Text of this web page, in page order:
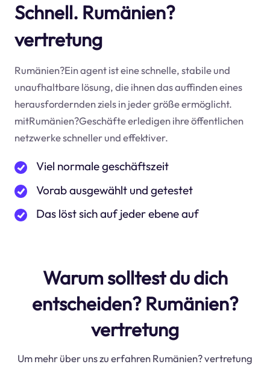
Schnell. Rumänien?
vertretung
Rumänien?Ein agent ist eine schnelle, stabile und
unaufhaltbare lösung, die ihnen das auffinden eines
herausfordernden ziels in jeder größe ermöglicht.
mitRumänien?Geschäfte erledigen ihre öffentlichen
netzwerke schneller und effektiver.
Viel normale geschäftszeit
Vorab ausgewählt und getestet
Das löst sich auf jeder ebene auf
Warum solltest du dich
entscheiden? Rumänien?
vertretung
Um mehr über uns zu erfahren Rumänien? vertretung